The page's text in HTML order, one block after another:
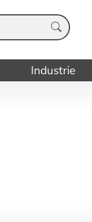
Industrie